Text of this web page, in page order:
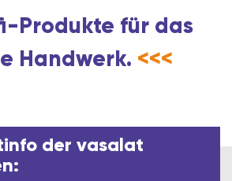
Produkte für das
Handwerk. <<<
der vasalat